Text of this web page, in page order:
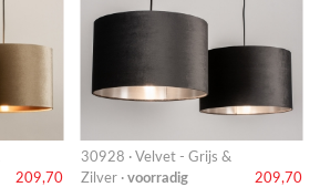
209,70
30928 · Velvet - Grijs &
Zilver · voorradig 209,70